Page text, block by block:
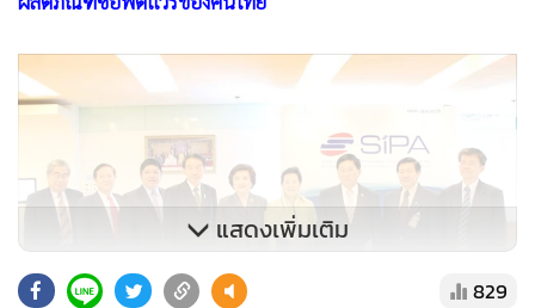
แสดงเพิ่มเติม
829